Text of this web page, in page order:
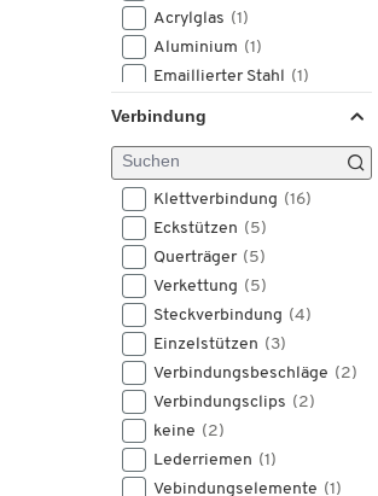
Acrylglas (1)
Aluminium (1)
Emaillierter Stahl (1)
Filz
Polymethylmethacrylat
(PMMA) (1)
Spanplatte (1)
Weißalu Rahmen
Verbindung
Klettverbindung (16)
Eckstützen (5)
Querträger (5)
Verkettung (5)
Steckverbindung (4)
Einzelstützen (3)
Verbindungsbeschläge (2)
Verbindungsclips (2)
keine (2)
Lederriemen (1)
Vebindungselemente (1)